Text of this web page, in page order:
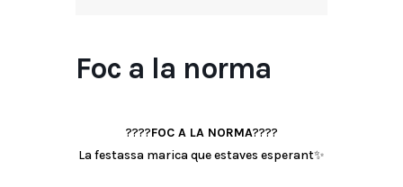
Foc a la norma
????FOC A LA NORMA????
La festassa marica que estaves esperant✨